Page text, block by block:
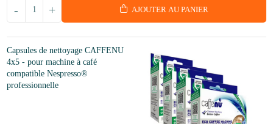
+
- AJOUTER AU PANIER
Capsules de nettoyage CAFFENU
4x5 - pour machine à café
compatible Nespresso®
professionnelle